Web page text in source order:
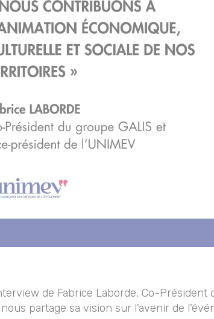
de Fabrice Laborde, Co-Président
nous partage sa vision sur l'avenir de